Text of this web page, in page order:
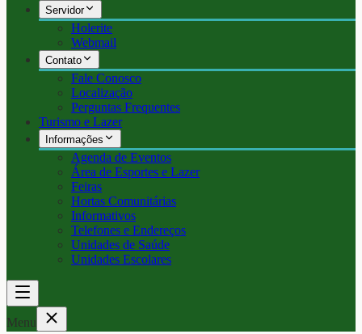
Servidor
Holerite
Webmail
Contato
Fale Conosco
Localização
Perguntas Frequentes
Turismo e Lazer
Informações
Agenda de Eventos
Área de Esportes e Lazer
Feiras
Hortas Comunitárias
Informativos
Telefones e Endereços
Unidades de Saúde
Unidades Escolares
Menu